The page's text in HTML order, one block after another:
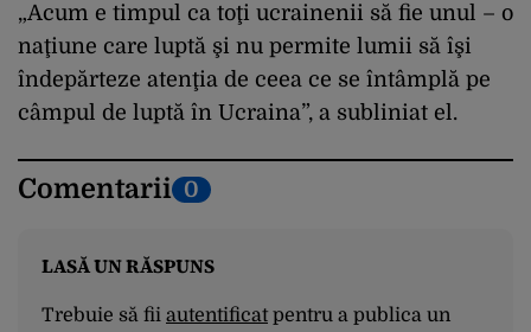
„Acum e timpul ca toţi ucrainenii să fie unul – o
naţiune care luptă şi nu permite lumii să îşi
îndepărteze atenţia de ceea ce se întâmplă pe
câmpul de luptă în Ucraina”, a subliniat el.
Comentarii 0
LASĂ UN RĂSPUNS
Trebuie să fii autentificatpentru a publica un